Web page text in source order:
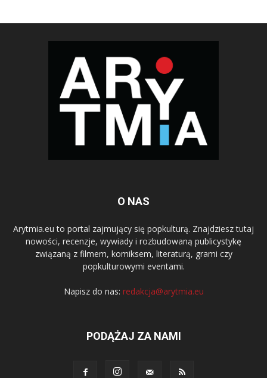
O NAS
Arytmia.eu to portal zajmujący się popkulturą. Znajdziesz tutaj
nowości, recenzje, wywiady i rozbudowaną publicystykę
związaną z filmem, komiksem, literaturą, grami czy
popkulturowymi eventami.
Napisz do nas: redakcja@arytmia.eu
PODĄŻAJ ZA NAMI